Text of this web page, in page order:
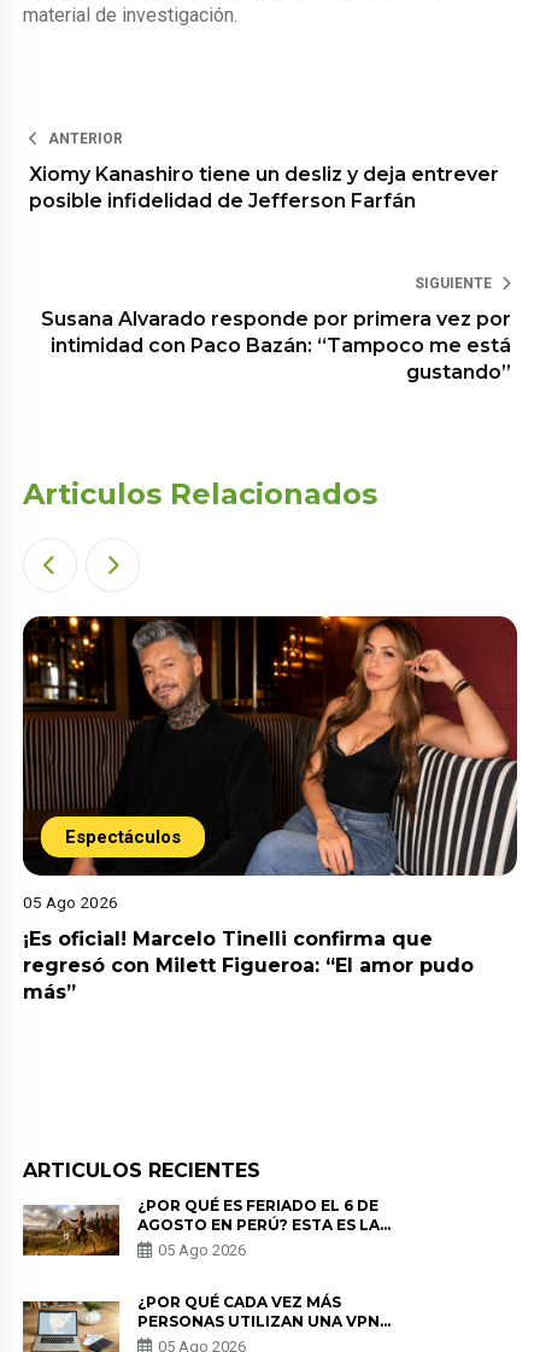
material de investigación.
ANTERIOR
Xiomy Kanashiro tiene un desliz y deja entrever
posible infidelidad de Jefferson Farfán
SIGUIENTE
Susana Alvarado responde por primera vez por
intimidad con Paco Bazán: “Tampoco me está
gustando”
Articulos Relacionados
Espectáculos
05 Ago 2026
¡Es oficial! Marcelo Tinelli confirma que
regresó con Milett Figueroa: “El amor pudo
más”
ARTICULOS RECIENTES
¿POR QUÉ ES FERIADO EL 6 DE
AGOSTO EN PERÚ? ESTA ES LA
HISTORIA
05 Ago 2026
¿POR QUÉ CADA VEZ MÁS
PERSONAS UTILIZAN UNA VPN
PARA PROTEGER SU
05 Ago 2026